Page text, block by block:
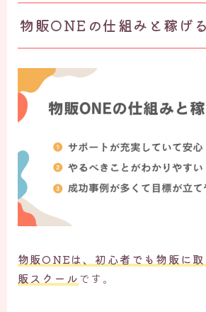
物販ONEの仕組みと稼げ
物販ONEは、 初心者でも物販に
販スクールです。